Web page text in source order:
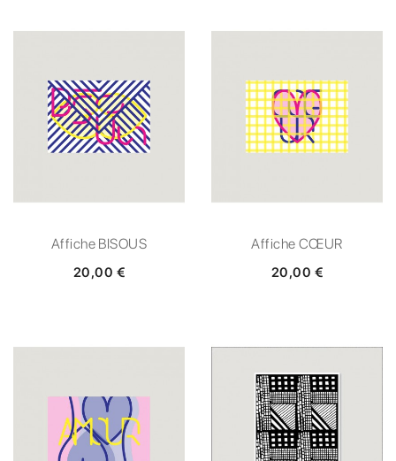
Affiche BISOUS
20,00 €
Affiche CŒUR
20,00 €